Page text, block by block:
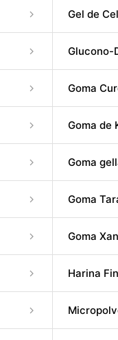
Gel de
Glucono-
Goma
Goma de
Goma
Goma
Goma
Harina